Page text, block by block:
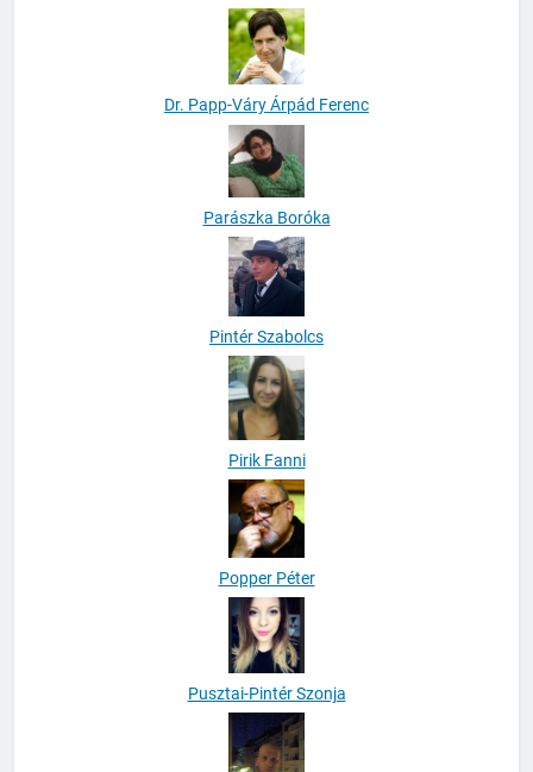
Dr. Papp-Váry Árpád Ferenc
Parászka Boróka
Pintér Szabolcs
Pirik Fanni
Popper Péter
Pusztai-Pintér Szonja